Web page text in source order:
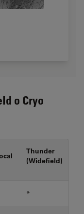
o Cryo
Thunder
(Widefield)
*